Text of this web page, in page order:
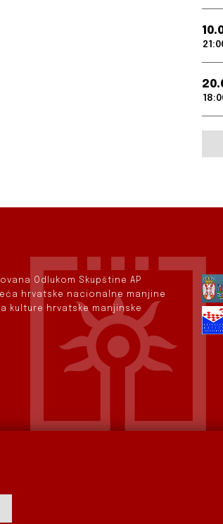
Odlukom Skupštine AP
hrvatske nacionalne manjine
kulture hrvatske manjinske